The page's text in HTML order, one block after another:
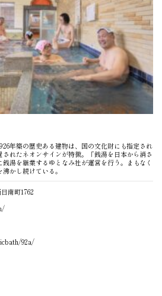
年築の歴史ある建物は、国の文化財にも指定され
れたネオンサインが特徴。「銭湯を日本から消さ
湯を継業するゆとなみ社が運営を行う。まもなく
かし続けている。
南町1762
92a/